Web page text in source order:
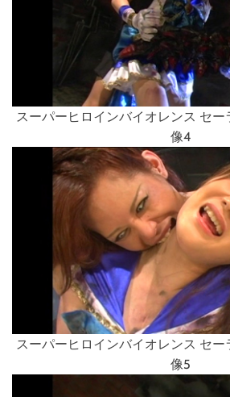
スーパーヒロインバイオレンス セ
像4
スーパーヒロインバイオレンス セ
像5